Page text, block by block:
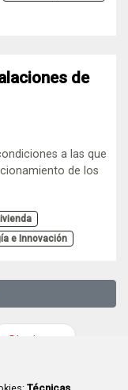
de
a las que
de los
e Innovación
Siguiente